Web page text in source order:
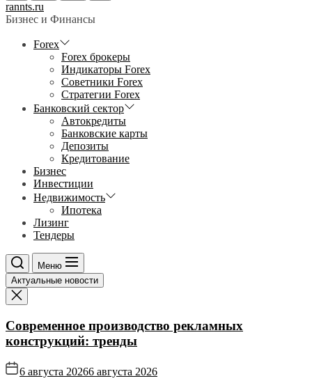
rannts.ru
Бизнес и Финансы
Forex
Forex брокеры
Индикаторы Forex
Советники Forex
Стратегии Forex
Банковский сектор
Автокредиты
Банковские карты
Депозиты
Кредитование
Бизнес
Инвестиции
Недвижимость
Ипотека
Лизинг
Тендеры
Меню
Актуальные новости
Современное производство рекламных
конструкций: тренды
6 августа 20266 августа 2026